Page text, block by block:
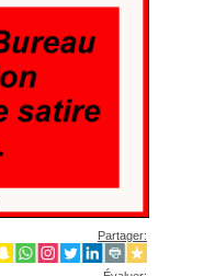
Partager: